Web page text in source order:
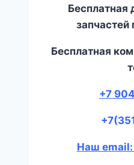
Бесплатная
запчастей
Бесплатная
+7
Наш